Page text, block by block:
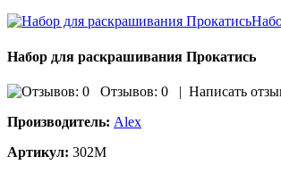
Набор для раскрашивания Прокатись
Отзывов: 0 | Написать
Производитель: Alex
Артикул: 302М